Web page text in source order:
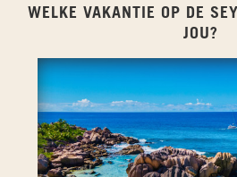
WELKE VAKANTIE OP DE
JOU?